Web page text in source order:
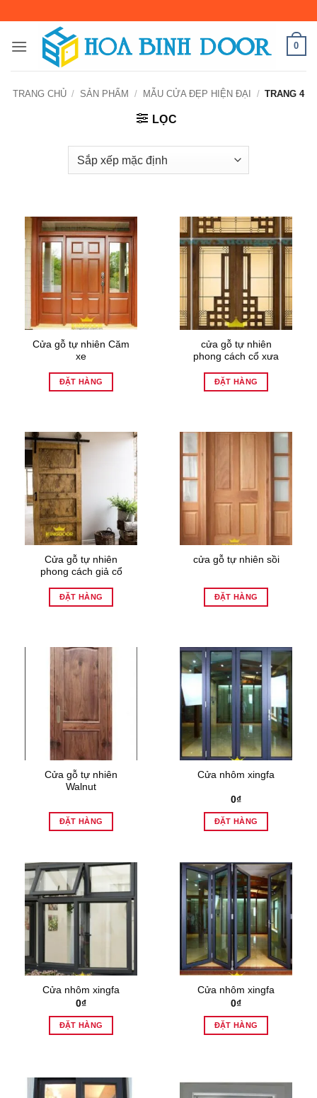
nội
0
TRANG CHỦ / SẢN PHẨM / MẪU CỬA ĐẸP HIỆN ĐẠI / TRANG 4
LỌC
Cửa gỗ tự nhiên Căm
xe
ĐẶT HÀNG
cửa gỗ tự nhiên
phong cách cổ xưa
ĐẶT HÀNG
Cửa gỗ tự nhiên
phong cách giả cổ
ĐẶT HÀNG
cửa gỗ tự nhiên sồi
ĐẶT HÀNG
Cửa gỗ tự nhiên
Walnut
ĐẶT HÀNG
Cửa nhôm xingfa
0₫
ĐẶT HÀNG
Cửa nhôm xingfa
0₫
ĐẶT HÀNG
Cửa nhôm xingfa
0₫
ĐẶT HÀNG